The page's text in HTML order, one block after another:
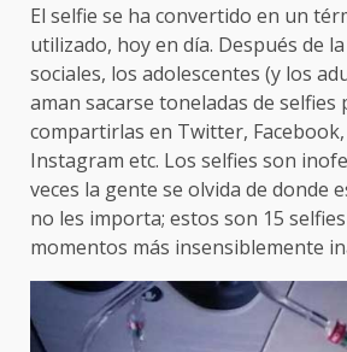
El selfie se ha convertido en un
utilizado, hoy en día. Después de
sociales, los adolescentes (y los
aman sacarse toneladas de selfies
compartirlas en Twitter,
Instagram etc. Los selfies son
veces la gente se olvida de donde
no les importa; estos son 15
momentos más insensiblemente